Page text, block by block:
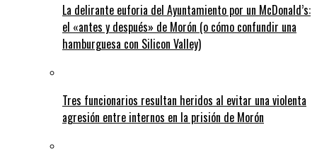
La delirante euforia del Ayuntamiento por un McDonald’s:
el «antes y después» de Morón (o cómo confundir una
hamburguesa con Silicon Valley)
Tres funcionarios resultan heridos al evitar una violenta
agresión entre internos en la prisión de Morón